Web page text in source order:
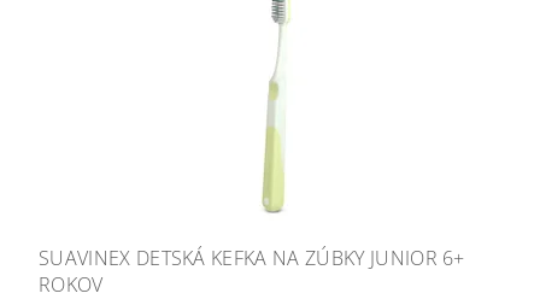
SUAVINEX DETSKÁ KEFKA NA ZÚBKY JUNIOR 6+
ROKOV